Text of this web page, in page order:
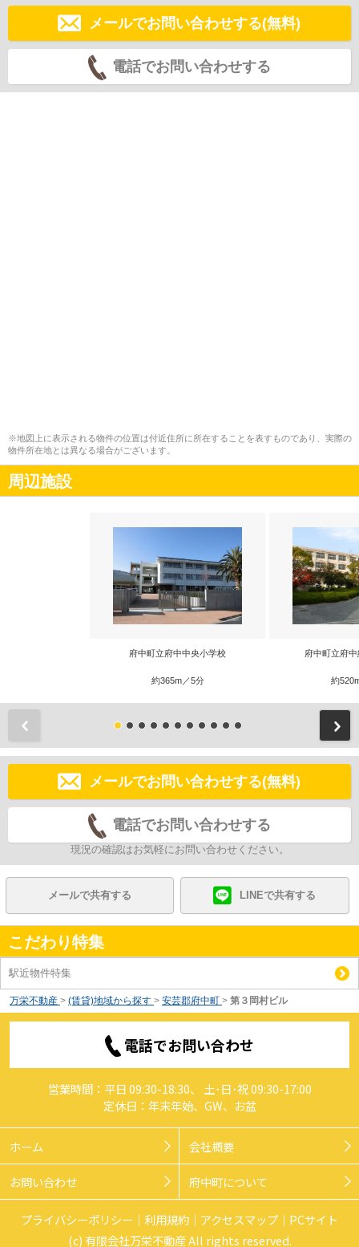
メールでお問い合わせする(無料)
電話でお問い合わせする
※地図上に表示される物件の位置は付近住所に所在することを表すものであり、実際の
物件所在地とは異なる場合がございます。
周辺施設
府中町立府中中央小学校
約365m／5分
府中町立府
約
メールでお問い合わせする(無料)
電話でお問い合わせする
現況の確認はお気軽にお問い合わせください。
メールで共有する LINEで共有する
こだわり特集
駅近物件特集
万栄不動産 > (賃貸)地域から探す > 安芸郡府中町 > 第３岡村ビル
電話でお問い合わせ
営業時間：平日 09:30-18:30、 土･日･祝 09:30-17:00
定休日：年末年始、GW、お盆
ホーム 会社概要
お問い合わせ 府中町について
プライバシーポリシー 利用規約 アクセスマップ
PCサイト
(c) 有限会社万栄不動産 All rights reserved.